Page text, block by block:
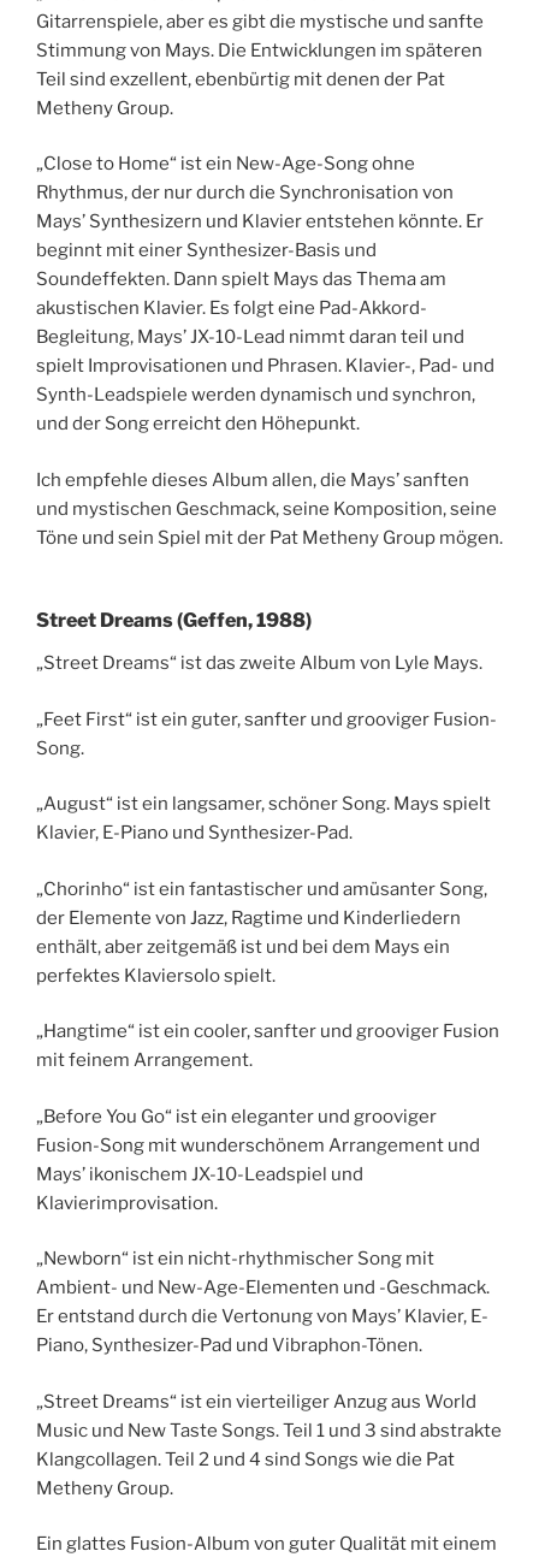
Gitarrenspiele, aber es gibt die mystische und sanfte
Stimmung von Mays. Die Entwicklungen im späteren
Teil sind exzellent, ebenbürtig mit denen der Pat
Metheny Group.
„Close to Home“ ist ein New-Age-Song ohne
Rhythmus, der nur durch die Synchronisation von
Mays’ Synthesizern und Klavier entstehen könnte. Er
beginnt mit einer Synthesizer-Basis und
Soundeffekten. Dann spielt Mays das Thema am
akustischen Klavier. Es folgt eine Pad-Akkord-
Begleitung, Mays’ JX-10-Lead nimmt daran teil und
spielt Improvisationen und Phrasen. Klavier-, Pad- und
Synth-Leadspiele werden dynamisch und synchron,
und der Song erreicht den Höhepunkt.
Ich empfehle dieses Album allen, die Mays’ sanften
und mystischen Geschmack, seine Komposition, seine
Töne und sein Spiel mit der Pat Metheny Group mögen.
Street Dreams (Geffen, 1988)
„Street Dreams“ ist das zweite Album von Lyle Mays.
„Feet First“ ist ein guter, sanfter und grooviger Fusion-
Song.
„August“ ist ein langsamer, schöner Song. Mays spielt
Klavier, E-Piano und Synthesizer-Pad.
„Chorinho“ ist ein fantastischer und amüsanter Song,
der Elemente von Jazz, Ragtime und Kinderliedern
enthält, aber zeitgemäß ist und bei dem Mays ein
perfektes Klaviersolo spielt.
„Hangtime“ ist ein cooler, sanfter und grooviger Fusion
mit feinem Arrangement.
„Before You Go“ ist ein eleganter und grooviger
Fusion-Song mit wunderschönem Arrangement und
Mays’ ikonischem JX-10-Leadspiel und
Klavierimprovisation.
„Newborn“ ist ein nicht-rhythmischer Song mit
Ambient- und New-Age-Elementen und -Geschmack.
Er entstand durch die Vertonung von Mays’ Klavier, E-
Piano, Synthesizer-Pad und Vibraphon-Tönen.
„Street Dreams“ ist ein vierteiliger Anzug aus World
Music und New Taste Songs. Teil 1 und 3 sind abstrakte
Klangcollagen. Teil 2 und 4 sind Songs wie die Pat
Metheny Group.
Ein glattes Fusion-Album von guter Qualität mit einem